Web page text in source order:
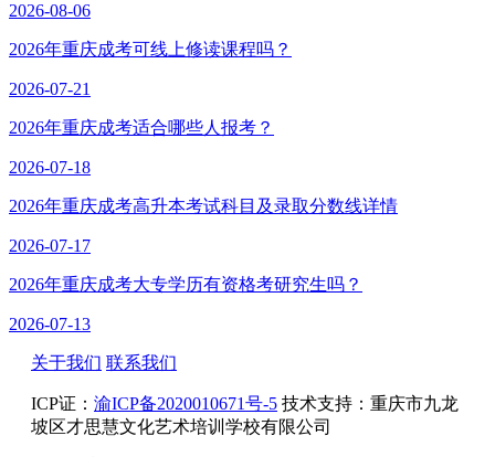
2026-08-06
2026年重庆成考可线上修读课程吗？
2026-07-21
2026年重庆成考适合哪些人报考？
2026-07-18
2026年重庆成考高升本考试科目及录取分数线详情
2026-07-17
2026年重庆成考大专学历有资格考研究生吗？
2026-07-13
关于我们 联系我们
ICP证： 渝ICP备2020010671号-5 技术支持：重庆市九龙
坡区才思慧文化艺术培训学校有限公司